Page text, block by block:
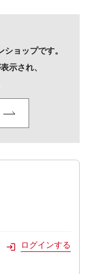
ショップです。
示され、
ログインする